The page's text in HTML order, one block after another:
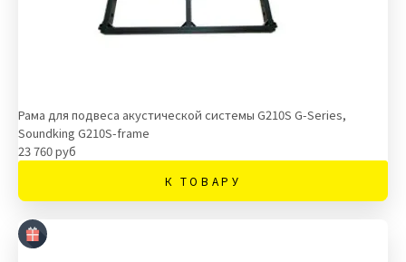
Рама для подвеса акустической системы G210S G-Series,
Soundking G210S-frame
23 760 руб
К ТОВАРУ